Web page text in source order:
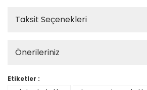
Taksit Seçenekleri
Önerileriniz
Etiketler :